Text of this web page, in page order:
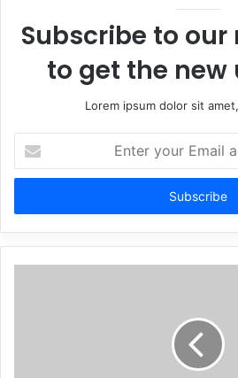
Subscribe to
to get the new
Lorem ipsum dolor sit
your
Email